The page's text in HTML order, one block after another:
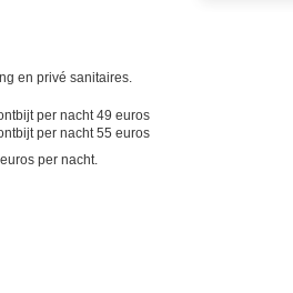
en privé sanitaires.
per nacht 49 euros
per nacht 55 euros
per nacht.